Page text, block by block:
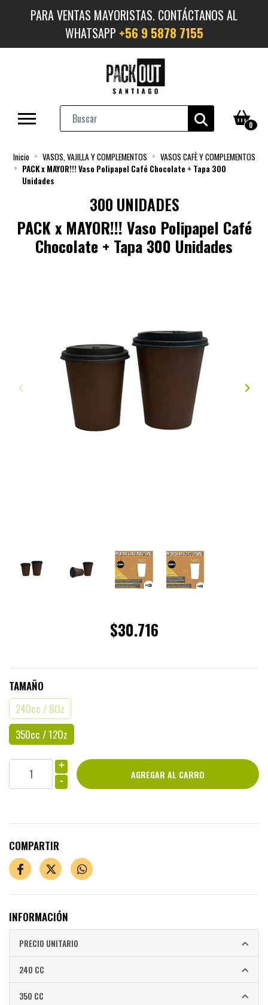
PARA VENTAS MAYORISTAS. CONTÁCTANOS AL
WHATSAPP +56 9 5878 7155
0
Inicio VASOS, VAJILLA Y COMPLEMENTOS
VASOS CAFÈ Y COMPLEMENTOS
PACK x MAYOR!!! Vaso Polipapel Café Chocolate + Tapa 300
Unidades
300 UNIDADES
PACK x MAYOR!!! Vaso Polipapel Café
Chocolate + Tapa 300 Unidades
$30.716
TAMAÑO
240cc / 8Oz
350cc / 12Oz
+
-
COMPARTIR
INFORMACIÓN
PRECIO UNITARIO
240 CC
350 CC